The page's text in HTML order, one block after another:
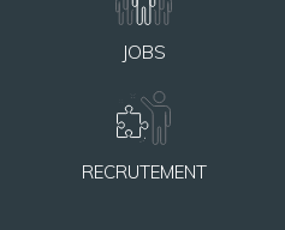
JOBS
RECRUTEMENT